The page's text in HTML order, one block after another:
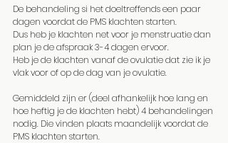
De behandeling si het doeltreffends een paar
dagen voordat de PMS klachten starten.
Dus heb je klachten net voor je menstruatie dan
plan je de afspraak 3-4 dagen ervoor.
Heb je de klachten vanaf de ovulatie dat zie ik je
vlak voor of op de dag van je ovulatie.
Gemiddeld zijn er (deel afhankelijk hoe lang en
hoe heftig je de klachten hebt) 4 behandelingen
nodig. Die vinden plaats maandelijk voordat de
PMS klachten starten.